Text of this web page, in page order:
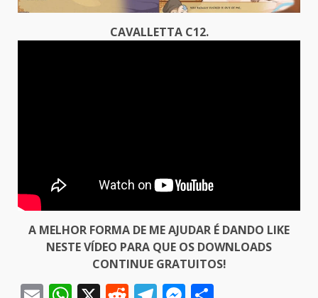
CAVALLETTA C12.
A MELHOR FORMA DE ME AJUDAR É DANDO LIKE
NESTE VÍDEO PARA QUE OS DOWNLOADS
CONTINUE GRATUITOS!